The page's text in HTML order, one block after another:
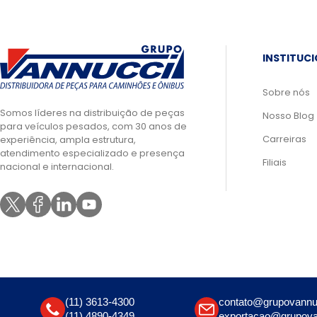
Somos líderes na distribuição de peças
para veículos pesados, com 30 anos de
experiência, ampla estrutura,
atendimento especializado e presença
nacional e internacional.
Sobre nós
Nosso Blog
Carreiras
Filiais
(11) 3613-4300